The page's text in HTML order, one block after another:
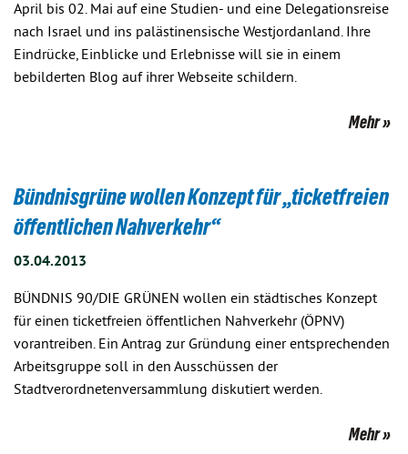
April bis 02. Mai auf eine Studien- und eine Delegationsreise
nach Israel und ins palästinensische Westjordanland. Ihre
Eindrücke, Einblicke und Erlebnisse will sie in einem
bebilderten Blog auf ihrer Webseite schildern.
Mehr
Bündnisgrüne wollen Konzept für „ticketfreien
öffentlichen Nahverkehr“
03.04.2013
BÜNDNIS 90/DIE GRÜNEN wollen ein städtisches Konzept
für einen ticketfreien öffentlichen Nahverkehr (ÖPNV)
vorantreiben. Ein Antrag zur Gründung einer entsprechenden
Arbeitsgruppe soll in den Ausschüssen der
Stadtverordnetenversammlung diskutiert werden.
Mehr